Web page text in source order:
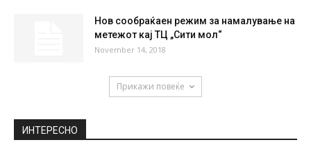
Нов сообраќаен режим за намалување на
метежот кај ТЦ „Сити мол“
November 14, 2018
Прикажи повеќе
ИНТЕРЕСНО